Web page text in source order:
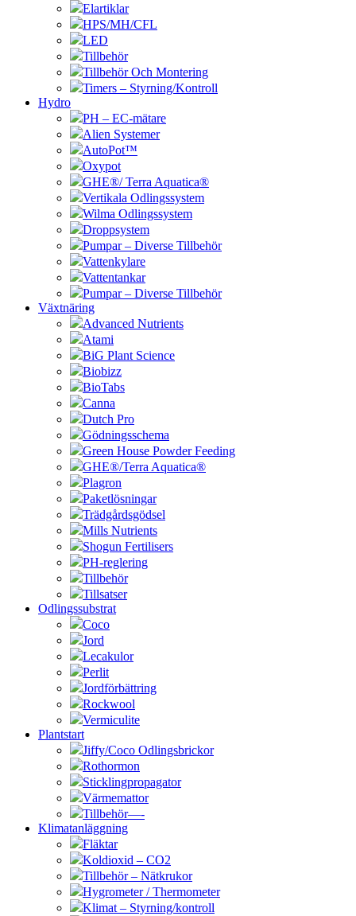
Elartiklar
HPS/MH/CFL
LED
Tillbehör
Tillbehör Och Montering
Timers – Styrning/Kontroll
Hydro
PH – EC-mätare
Alien Systemer
AutoPot™
Oxypot
GHE®/ Terra Aquatica®
Vertikala Odlingssystem
Wilma Odlingssystem
Droppsystem
Pumpar – Diverse Tillbehör
Vattenkylare
Vattentankar
Pumpar – Diverse Tillbehör
Växtnäring
Advanced Nutrients
Atami
BiG Plant Science
Biobizz
BioTabs
Canna
Dutch Pro
Gödningsschema
Green House Powder Feeding
GHE®/Terra Aquatica®
Plagron
Paketlösningar
Trädgårdsgödsel
Mills Nutrients
Shogun Fertilisers
PH-reglering
Tillbehör
Tillsatser
Odlingssubstrat
Coco
Jord
Lecakulor
Perlit
Jordförbättring
Rockwool
Vermiculite
Plantstart
Jiffy/Coco Odlingsbrickor
Rothormon
Sticklingpropagator
Värmemattor
Tillbehör—-
Klimatanläggning
Fläktar
Koldioxid – CO2
Tillbehör – Nätkrukor
Hygrometer / Thermometer
Klimat – Styrning/kontroll